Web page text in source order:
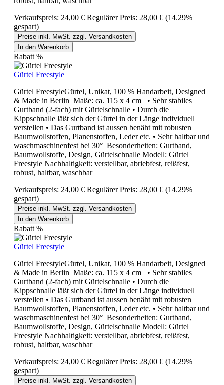
Verkaufspreis: 24,00 € Regulärer Preis: 28,00 € (14.29%
gespart)
Preise inkl. MwSt. zzgl. Versandkosten
In den Warenkorb
Rabatt %
Gürtel Freestyle
Gürtel FreestyleGürtel, Unikat, 100 % Handarbeit, Designed
& Made in Berlin Maße: ca. 115 x 4 cm • Sehr stabiles
Gurtband (2-fach) mit Gürtelschnalle • Durch die
Kippschnalle läßt sich der Gürtel in der Länge individuell
verstellen • Das Gurtband ist aussen benäht mit robusten
Baumwollstoffen, Planenstoffen, Leder etc. • Sehr haltbar und
waschmaschinenfest bei 30° Besonderheiten: Gurtband,
Baumwollstoffe, Design, Gürtelschnalle Modell: Gürtel
Freestyle Nachhaltigkeit: verstellbar, abriebfest, reißfest,
robust, haltbar, waschbar
Verkaufspreis: 24,00 € Regulärer Preis: 28,00 € (14.29%
gespart)
Preise inkl. MwSt. zzgl. Versandkosten
In den Warenkorb
Rabatt %
Gürtel Freestyle
Gürtel FreestyleGürtel, Unikat, 100 % Handarbeit, Designed
& Made in Berlin Maße: ca. 115 x 4 cm • Sehr stabiles
Gurtband (2-fach) mit Gürtelschnalle • Durch die
Kippschnalle läßt sich der Gürtel in der Länge individuell
verstellen • Das Gurtband ist aussen benäht mit robusten
Baumwollstoffen, Planenstoffen, Leder etc. • Sehr haltbar und
waschmaschinenfest bei 30° Besonderheiten: Gurtband,
Baumwollstoffe, Design, Gürtelschnalle Modell: Gürtel
Freestyle Nachhaltigkeit: verstellbar, abriebfest, reißfest,
robust, haltbar, waschbar
Verkaufspreis: 24,00 € Regulärer Preis: 28,00 € (14.29%
gespart)
Preise inkl. MwSt. zzgl. Versandkosten